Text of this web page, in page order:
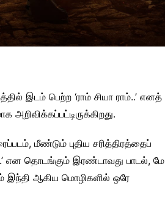
இடம் பெற்ற ‘ராம் சியா ராம்..’ எனத்
மீண்டும் புதிய சரித்திரத்தைப்
என தொடங்கும் இரண்டாவது பாடல், மே
இந்தி ஆகிய மொழிகளில் ஒரே